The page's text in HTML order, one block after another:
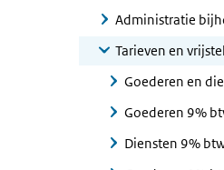
Administratie
Tarieven en
Goederen en
Goederen 9%
Diensten 9%